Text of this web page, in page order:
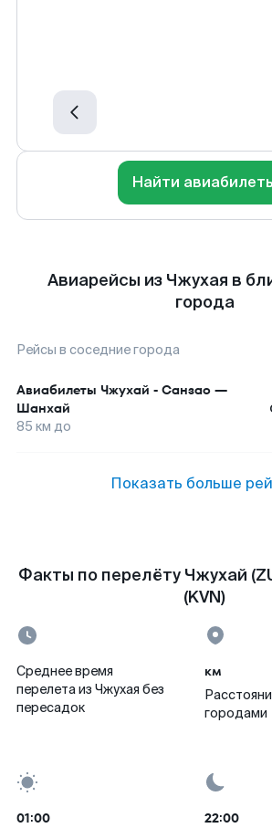
Найти
Авиарейсы из Чжухая в
города
Рейсы в соседние города
Авиабилеты Чжухай - Санзао —
Шанхай
85 км до
Показать больше
Факты по перелёту Чжухай
(KVN)
Среднее время
перелета из Чжухая без
пересадок
км
городами
01:00 22:00